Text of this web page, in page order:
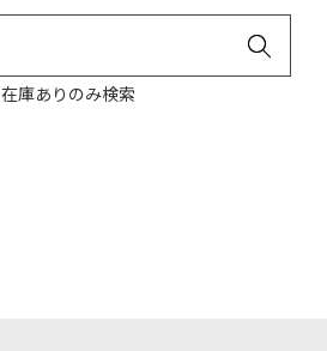
在庫ありのみ検索